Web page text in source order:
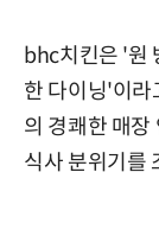
bhc치킨은 '원
한 다이닝'이라
의 경쾌한 매장
식사 분위기를